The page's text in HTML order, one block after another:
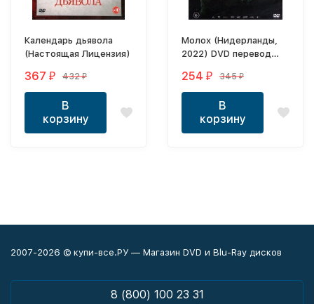
Календарь дьявола
(Настоящая Лицензия)
367 ₽ 432₽
В
корзину
Молох (Нидерланды,
2022) DVD перевод
(многоголосый
закадровый)
254 ₽ 345₽
В
корзину
2007-2026 © купи-все.РУ — Магазин DVD и Blu-Ray дисков
8 (800) 100 23 31